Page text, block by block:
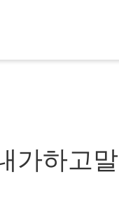
가하고